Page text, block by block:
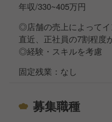
夜勤専任スタッフがいる
15：00～翌0：15で勤務
ます。またやるべきこと
く、残った業務はお互い
制なので、残業はほぼあり
で、1人だけになることは
年収/330~405万円
◎店舗の売上によってイ
直近、正社員の7割程度
◎経験・スキルを考慮
固定残業：なし
募集職種